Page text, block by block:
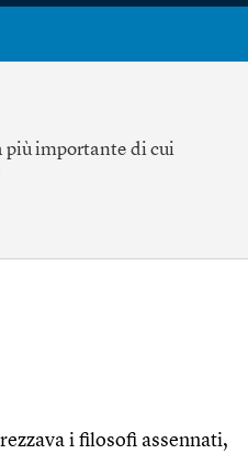
più importante di cui
i filosofi assennati,